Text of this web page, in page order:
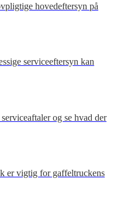
hovedeftersyn på
serviceeftersyn kan
og se hvad der
er vigtig for gaffeltruckens